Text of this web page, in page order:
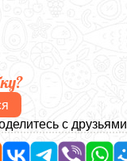
с друзьями